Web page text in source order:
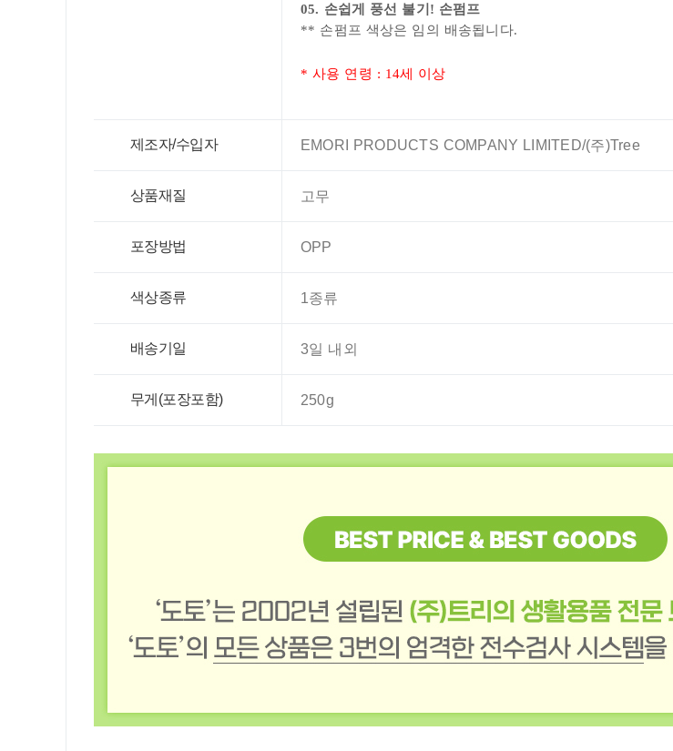
05. 손쉽게 풍선 불기! 손펌프
** 손펌프 색상은 임의 배송됩니다.
* 사용 연령 : 14세 이상
제조자/수입자 EMORI PRODUCTS COMPANY LIMITED/(주)Tree
상품재질 고무
포장방법 OPP
색상종류 1종류
배송기일 3일 내외
무게(포장포함) 250g